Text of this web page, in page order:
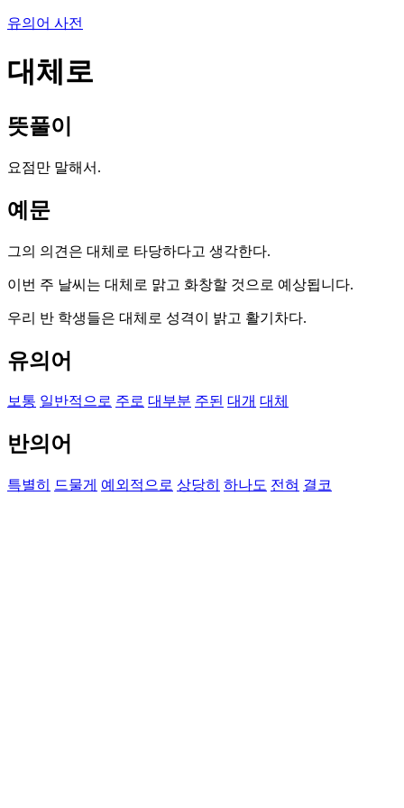
유의어 사전
대체로
뜻풀이
요점만 말해서.
예문
그의 의견은 대체로 타당하다고 생각한다.
이번 주 날씨는 대체로 맑고 화창할 것으로 예상됩니다.
우리 반 학생들은 대체로 성격이 밝고 활기차다.
유의어
보통 일반적으로 주로 대부분 주된 대개 대체
반의어
특별히 드물게 예외적으로 상당히 하나도 전혀 결코